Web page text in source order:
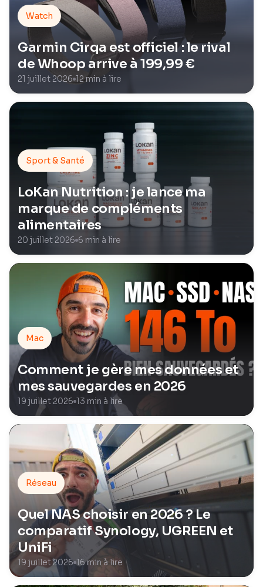
Watch
Garmin Cirqa est officiel : le rival
de Whoop arrive à 199,99 €
21 juillet 2026 12 min à lire
Sport & Santé
LoKan Nutrition : je lance ma
marque de compléments
alimentaires
20 juillet 2026 6 min à lire
Mac
Comment je gère mes données et
mes sauvegardes en 2026
19 juillet 2026 13 min à lire
Réseau
Quel NAS choisir en 2026 ? Le
comparatif Synology, UGREEN et
UniFi
19 juillet 2026 16 min à lire